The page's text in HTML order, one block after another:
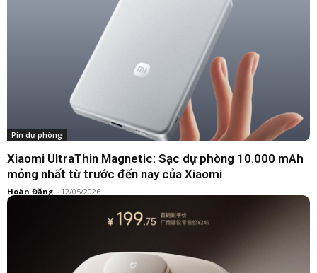
Pin dự phòng
Xiaomi UltraThin Magnetic: Sạc dự phòng 10.000 mAh
mỏng nhất từ trước đến nay của Xiaomi
Hoàn Đặng - 12/05/2026